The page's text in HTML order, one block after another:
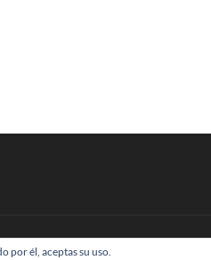
WordPress| © Todos los derechos reservados
por él, aceptas su uso.